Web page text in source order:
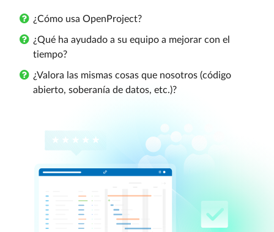
¿Cómo usa OpenProject?
¿Qué ha ayudado a su equipo a mejorar con el
tiempo?
¿Valora las mismas cosas que nosotros (código
abierto, soberanía de datos, etc.)?